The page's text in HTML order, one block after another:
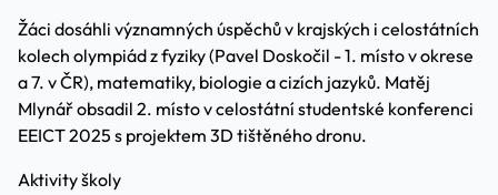
Žáci dosáhli významných úspěchů v krajských i celostátních
kolech olympiád z fyziky (Pavel Doskočil - 1. místo v okrese
a 7. v ČR), matematiky, biologie a cizích jazyků. Matěj
Mlynář obsadil 2. místo v celostátní studentské konferenci
EEICT 2025 s projektem 3D tištěného dronu.
Aktivity školy